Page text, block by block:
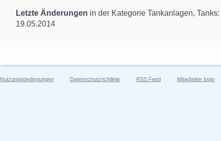
Letzte Änderungen in der Kategorie Tankanlagen, Tanks:
19.05.2014
Nutzungsbedingungen Datenschutzrichtlinie RSS Feed Mitarbeiter login